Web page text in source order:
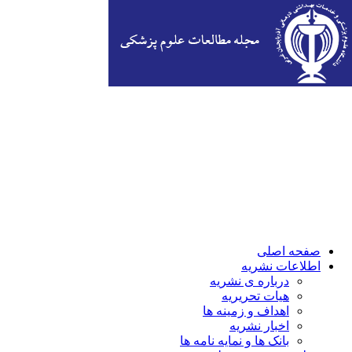
صفحه اصلی
اطلاعات نشریه
درباره ی نشریه
هیات تحریریه
اهداف و زمینه ها
اخبار نشریه
بانک ها و نمایه نامه ها